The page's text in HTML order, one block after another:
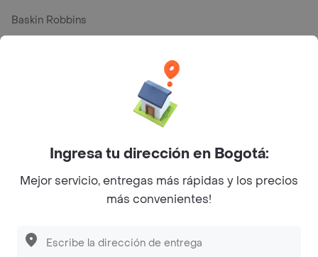
Baskin Robbins
Empanaditas de Pipian - Empanadas
Desayunadero de la 42
Sopitas y Frijoladas
Ingresa tu dirección en Bogotá:
Mejor servicio, entregas más rápidas y los precios
más convenientes!